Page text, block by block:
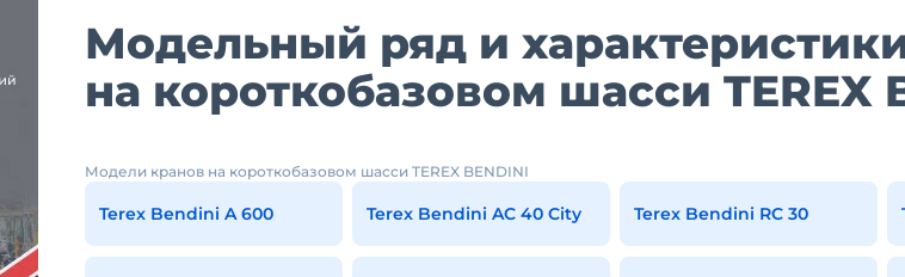
Модельный ряд и
на короткобазовом шасси TEREX
Модели кранов на короткобазовом шасси TEREX BENDINI
Terex Bendini A 600 Terex Bendini AC 40 City Terex Bendini RC 30